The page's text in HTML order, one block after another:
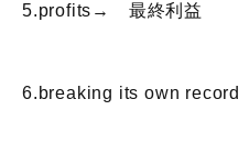
5.profits→ 最終利益
6.breaking its own